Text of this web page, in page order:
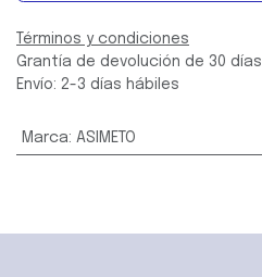
Términos y condiciones
Grantía de devolución de 30 días
Envío: 2-3 días hábiles
Marca: ASIMETO